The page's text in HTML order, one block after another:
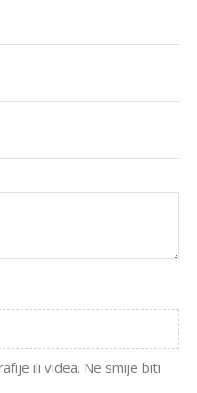
ili videa. Ne smije biti